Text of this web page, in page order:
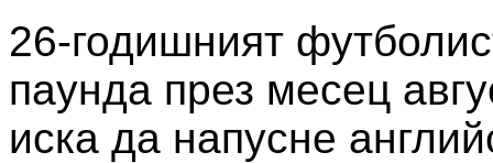
26-годишният
паунда през месец
иска да напусне